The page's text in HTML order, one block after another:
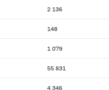
2 136
148
1 079
55 831
4 346